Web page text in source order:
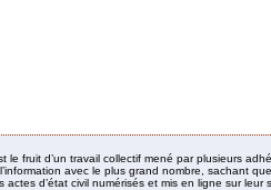
le fruit d’un travail collectif mené par plusieurs
avec le plus grand nombre, sachant
actes d’état civil numérisés et mis en ligne sur